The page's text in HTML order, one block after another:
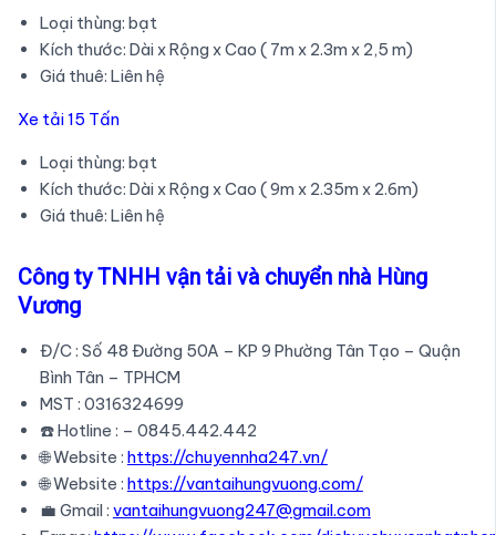
Loại thùng: bạt
Kích thước: Dài x Rộng x Cao ( 7m x 2.3m x 2,5 m)
Giá thuê: Liên hệ
Xe tải 15 Tấn
Loại thùng: bạt
Kích thước: Dài x Rộng x Cao ( 9m x 2.35m x 2.6m)
Giá thuê: Liên hệ
Công ty TNHH vận tải và chuyển nhà Hùng
Vương
Đ/C : Số 48 Đường 50A – KP 9 Phường Tân Tạo – Quận
Bình Tân – TPHCM
MST : 0316324699
☎️ Hotline : – 0845.442.442
🌐 Website : https://chuyennha247.vn/
🌐 Website : https://vantaihungvuong.com/
💼 Gmail : vantaihungvuong247@gmail.com